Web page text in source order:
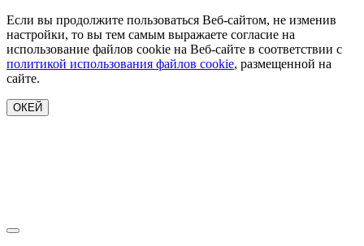
Если вы продолжите пользоваться Веб-сайтом, не изменив
настройки, то вы тем самым выражаете согласие на
использование файлов cookie на Веб-сайте в соответствии с
политикой использования файлов cookie, размещенной на
сайте.
ОКЕЙ